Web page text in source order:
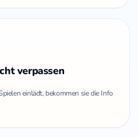
verpassen
einlädt, bekommen sie die Info